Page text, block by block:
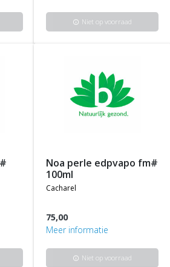
info Niet op voorraad
noa perle edpvapo fm#
100ml
cacharel
75,00
Meer informatie
info Niet op voorraad